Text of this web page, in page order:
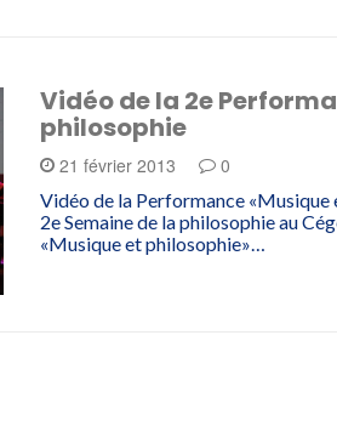
Vidéo de la 2e
philosophie
21 février 2013 0
Vidéo de la Performance «Musique
2e Semaine de la philosophie au
«Musique et philosophie»…